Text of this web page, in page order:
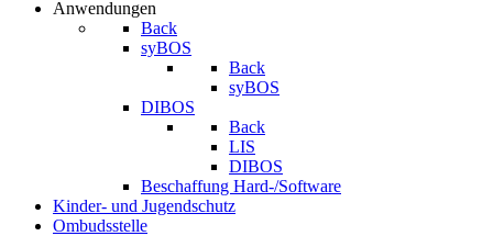
Anwendungen
Back
syBOS
Back
syBOS
DIBOS
Back
LIS
DIBOS
Beschaffung Hard-/Software
Kinder- und Jugendschutz
Ombudsstelle